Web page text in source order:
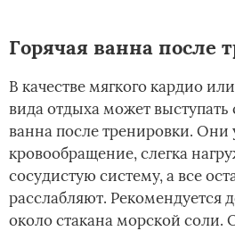
Горячая ванна после
В качестве мягкого кардио
вида отдыха может выступать
ванна после тренировки. Они
кровообращение, слегка
сосудистую систему, а все
расслабляют. Рекомендуется
около стакана морской соли.